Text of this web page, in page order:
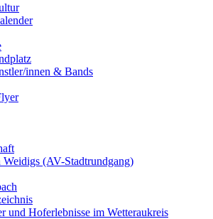
innen & Bands
(AV-Stadtrundgang)
und Hoferlebnisse im Wetteraukreis